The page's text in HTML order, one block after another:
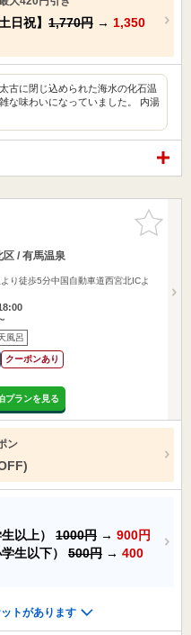
日祝】 1,770円 → 1,350
古に閉じ込められた海水の化石温
な味わいになっていました。 内湯
お気に入
りに追加
/ 有馬温泉
り徒歩5分中国自動車道西宮北ICよ
風呂
クーポンあり
プランを見る
ン
以上） 1000円 → 900円
生以下） 500円 → 400
トがあります